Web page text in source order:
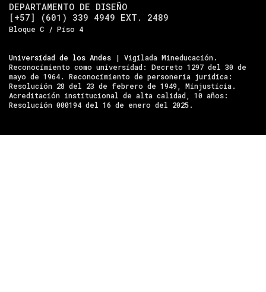
DEPARTAMENTO DE DISEÑO
[+57] (601) 339 4949 EXT. 2489
Bloque C / Piso 4
Universidad de los Andes | Vigilada Mineducación.
Reconocimiento como universidad: Decreto 1297 del 30 de
mayo de 1964. Reconocimiento de personería jurídica:
Resolución 28 del 23 de febrero de 1949, Minjusticia.
Acreditación institucional de alta calidad, 10 años:
Resolución 000194 del 16 de enero del 2025.